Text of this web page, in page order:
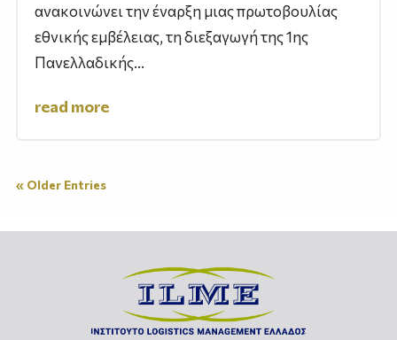
ανακοινώνει την έναρξη μιας πρωτοβουλίας
εθνικής εμβέλειας, τη διεξαγωγή της 1ης
Πανελλαδικής...
read more
« Older Entries